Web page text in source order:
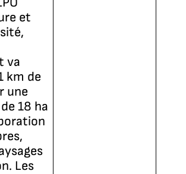
et
va
km de
une
18 ha
Les